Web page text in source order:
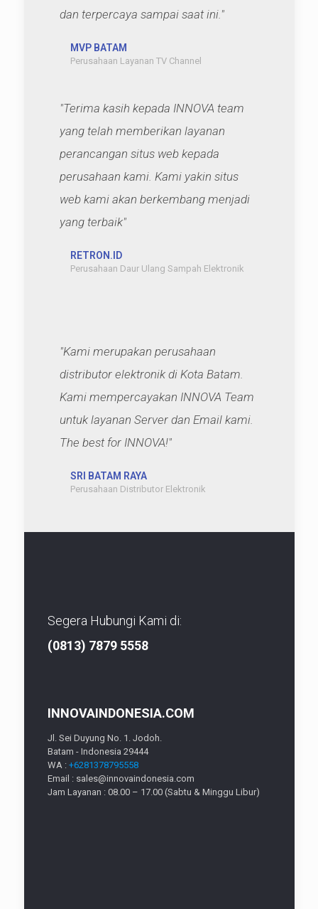
dan terpercaya sampai saat ini."
MVP BATAM
Perusahaan Layanan TV Channel
"Terima kasih kepada INNOVA team
yang telah memberikan layanan
perancangan situs web kepada
perusahaan kami. Kami yakin situs
web kami akan berkembang menjadi
yang terbaik"
RETRON.ID
Perusahaan Daur Ulang Sampah Elektronik
"Kami merupakan perusahaan
distributor elektronik di Kota Batam.
Kami mempercayakan INNOVA Team
untuk layanan Server dan Email kami.
The best for INNOVA!"
SRI BATAM RAYA
Perusahaan Distributor Elektronik
Segera Hubungi Kami di:
(0813) 7879 5558
INNOVAINDONESIA.COM
Jl. Sei Duyung No. 1. Jodoh.
Batam - Indonesia 29444
WA : +6281378795558
Email : sales@innovaindonesia.com
Jam Layanan : 08.00 – 17.00 (Sabtu & Minggu Libur)